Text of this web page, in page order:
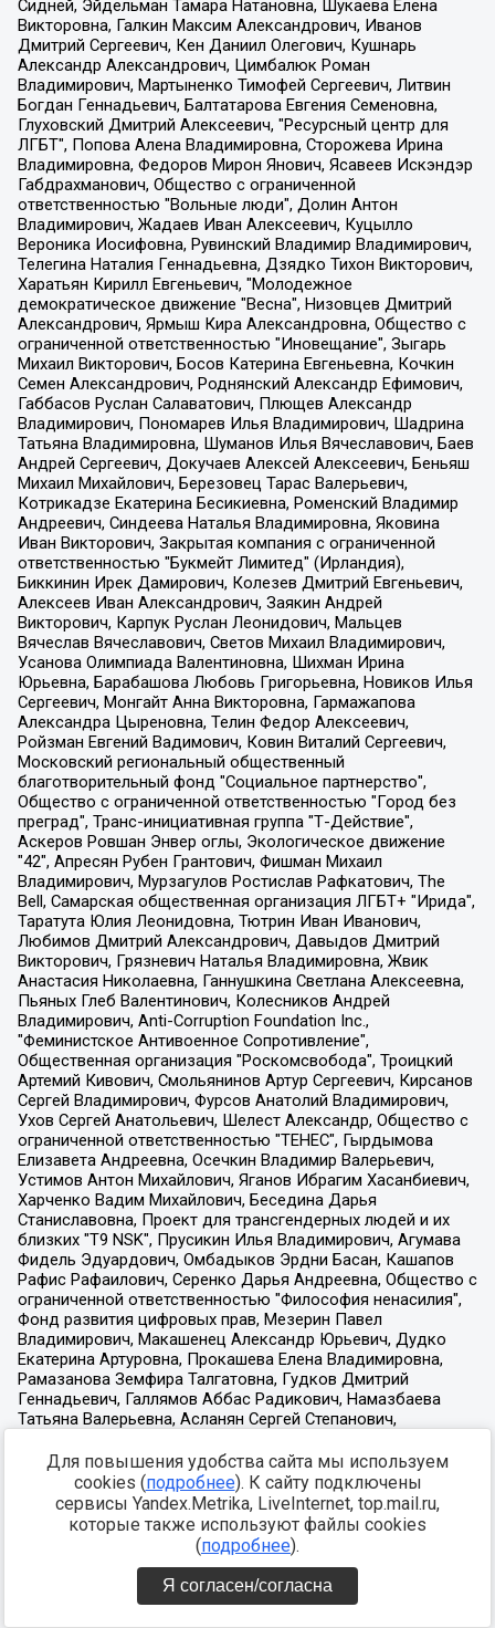
Для повышения удобства сайта мы используем
cookies (подробнее). К сайту подключены
сервисы Yandex.Metrika, LiveInternet, top.mail.ru,
которые также используют файлы cookies
(подробнее).
Я согласен/согласна